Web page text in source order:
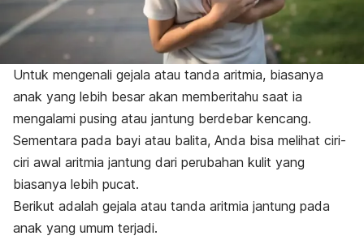
Untuk mengenali gejala atau tanda aritmia, biasanya
anak yang lebih besar akan memberitahu saat ia
mengalami pusing atau jantung berdebar kencang.
Sementara pada bayi atau balita, Anda bisa melihat ciri-
ciri awal aritmia jantung dari perubahan kulit yang
biasanya lebih pucat.
Berikut adalah gejala atau tanda aritmia jantung pada
anak yang umum terjadi.